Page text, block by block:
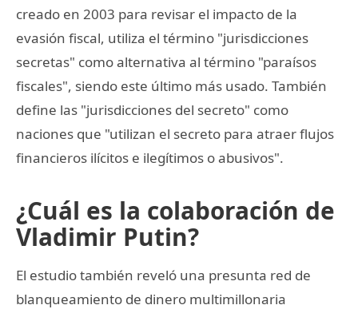
creado en 2003 para revisar el impacto de la
evasión fiscal, utiliza el término "jurisdicciones
secretas" como alternativa al término "paraísos
fiscales", siendo este último más usado. También
define las "jurisdicciones del secreto" como
naciones que "utilizan el secreto para atraer flujos
financieros ilícitos e ilegítimos o abusivos".
¿Cuál es la colaboración de
Vladimir Putin?
El estudio también reveló una presunta red de
blanqueamiento de dinero multimillonaria